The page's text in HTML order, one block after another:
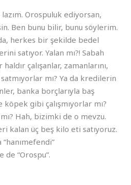
Orospuluk ediyorsan,
Ben bunu bilir, bunu söylerim.
herkes bir şekilde bedel
satıyor. Yalan mı?! Sabah
çalışanlar, zamanlarını,
mı? Ya da kredilerin
banka borçlarıyla baş
gibi çalışmıyorlar mı?
Hah, bizimki de o mevzu.
kalan üç beş kilo eti satıyoruz.
de “Orospu”.